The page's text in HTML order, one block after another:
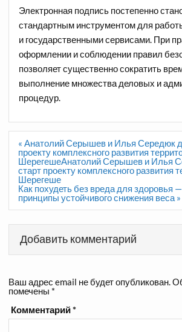
Электронная подпись постепенно
стандартным инструментом для
и государственными сервисами. При
оформлении и соблюдении правил
позволяет существенно сократить
выполнение множества деловых и
процедур.
Навигация
по
записям
« Анатолий Серышев и Илья Середюк
проекту комплексного развития
ШерегешеАнатолий Серышев и Илья
старт проекту комплексного развития
Шерегеше
Как похудеть без вреда для здоровья
принципы устойчивого снижения веса »
Добавить комментарий
Ваш адрес email не будет опубликован.
помечены *
Комментарий*